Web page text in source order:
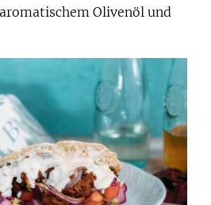
Olivenöl und